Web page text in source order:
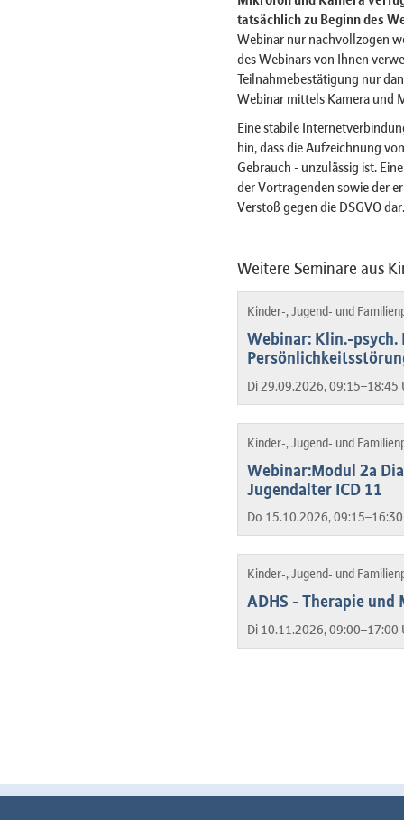
tatsächlich zu Beginn des
Webinar nur nachvollzogen
des Webinars von Ihnen
Teilnahmebestätigung nur
Webinar mittels Kamera und
Eine stabile
hin, dass die Aufzeichnung
Gebrauch - unzulässig ist.
der Vortragenden sowie der
Verstoß gegen die DSGVO dar.
Weitere Seminare aus
Kinder-, Jugend- und
Webinar: Klin.-psych.
Di 29.09.2026, 09:15–18:45
Kinder-, Jugend- und
Webinar:Modul 2a
Jugendalter ICD 11
Do 15.10.2026,
Kinder-, Jugend- und
ADHS - Therapie und
Di 10.11.2026, 09:00–17:00